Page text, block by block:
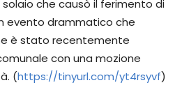
che causò il ferimento di
evento drammatico che
è stato recentemente
con una mozione
(https://tinyurl.com/yt4rsyvf)